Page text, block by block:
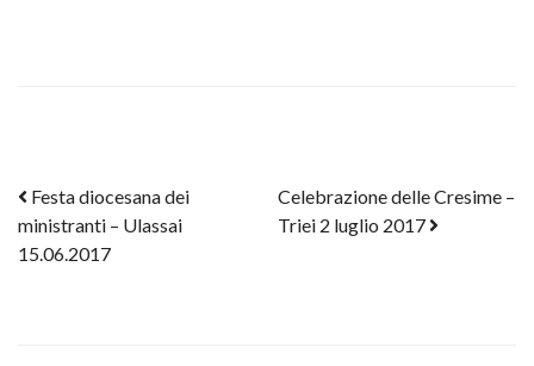
Post navigation
Festa diocesana dei
ministranti – Ulassai
15.06.2017
Celebrazione delle Cresime –
Triei 2 luglio 2017